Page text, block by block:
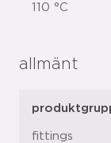
110 °C
allmänt
fittings